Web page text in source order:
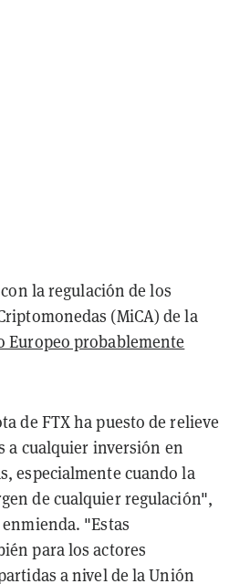
la regulación de los
(MiCA) de la
Europeo probablemente
de FTX ha puesto de relieve
a cualquier inversión en
especialmente cuando la
de cualquier regulación",
"Estas
para los actores
a nivel de la Unión